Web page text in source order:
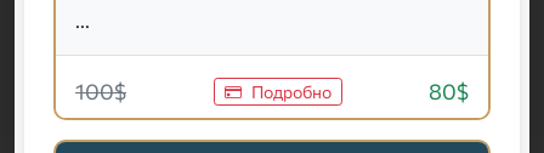
...
100$ Подробно 80$